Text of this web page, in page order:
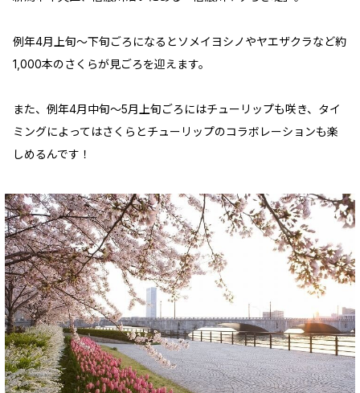
例年4月上旬～下旬ごろになるとソメイヨシノやヤエザクラなど約
1,000本のさくらが見ごろを迎えます。
また、例年4月中旬～5月上旬ごろにはチューリップも咲き、タイ
ミングによってはさくらとチューリップのコラボレーションも楽
しめるんです！